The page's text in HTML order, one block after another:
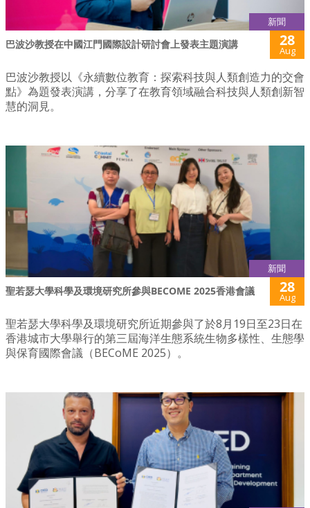
新聞
巴波沙教授在中國江門國際設計研討會上發表主題演講 28
Aug
巴波沙教授以《永續數位教育：探索科技與人類創造力的交會
點》為題發表演講，分享了在教育領域融合科技與人類創新智
慧的洞見。
新聞
聖若瑟大學科學及環境研究所參與BECOME 2025香港會議 28
Aug
聖若瑟大學科學及環境研究所近期參與了於8月19日至23日在
香港城市大學舉行的第三屆海洋生態系統生物多樣性、生態學
與保育國際會議（BECoME 2025）。